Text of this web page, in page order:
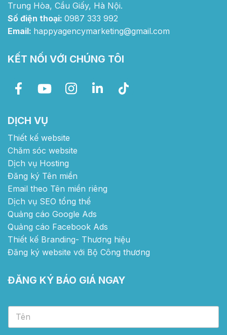
Trung Hòa, Cầu Giấy, Hà Nội.
Số điện thoại: 0987 333 992
Email: happyagencymarketing@gmail.com
KẾT NỐI VỚI CHÚNG TÔI
DỊCH VỤ
Thiết kế website
Chăm sóc website
Dịch vụ Hosting
Đăng ký Tên miền
Email theo Tên miền riêng
Dịch vụ SEO tổng thể
Quảng cáo Google Ads
Quảng cáo Facebook Ads
Thiết kế Branding- Thương hiệu
Đăng ký website với Bộ Công thương
ĐĂNG KÝ BÁO GIÁ NGAY